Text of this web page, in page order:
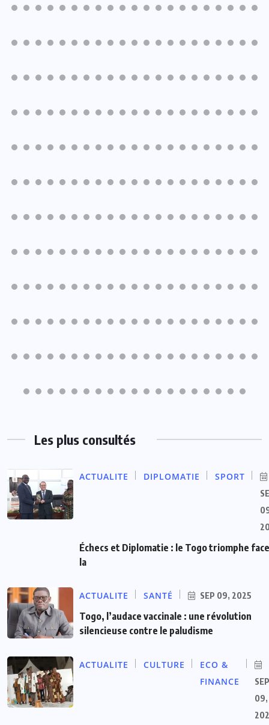
Les plus consultés
ACTUALITE DIPLOMATIE SPORT
Échecs et Diplomatie : le Togo triomphe
la
ACTUALITE SANTÉ SEP 09, 2025
Togo, l’audace vaccinale : une révolution
silencieuse contre le paludisme
ACTUALITE CULTURE
ECO &
FINANCE
SEP
09,